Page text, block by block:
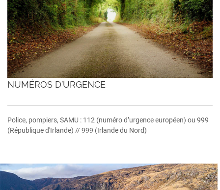
NUMÉROS D’URGENCE
Police, pompiers, SAMU : 112 (numéro d’urgence européen) ou 999
(République d'Irlande) // 999 (Irlande du Nord)